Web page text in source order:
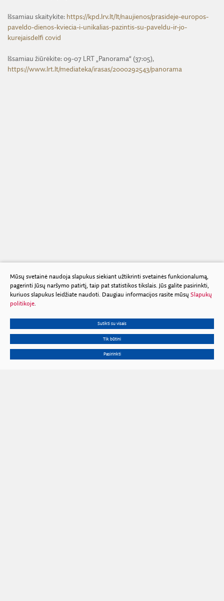
Išsamiau skaitykite: https://kpd.lrv.lt/lt/naujienos/prasideje-europos-
paveldo-dienos-kviecia-i-unikalias-pazintis-su-paveldu-ir-jo-
kurejaisdelfi covid
Išsamiau žiūrėkite: 09-07 LRT „Panorama“ (37:05),
https://www.lrt.lt/mediateka/irasas/2000292543/panorama
Mūsų svetainė naudoja slapukus siekiant užtikrinti svetainės funkcionalumą,
pagerinti Jūsų naršymo patirtį, taip pat statistikos tikslais. Jūs galite pasirinkti,
kuriuos slapukus leidžiate naudoti. Daugiau informacijos rasite mūsų Slapukų
politikoje.
Sutikti su visais
Tik būtini
Pasirinkti